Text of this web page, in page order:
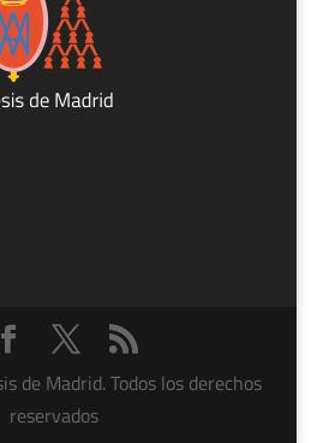
de Madrid. Todos los derechos
reservados